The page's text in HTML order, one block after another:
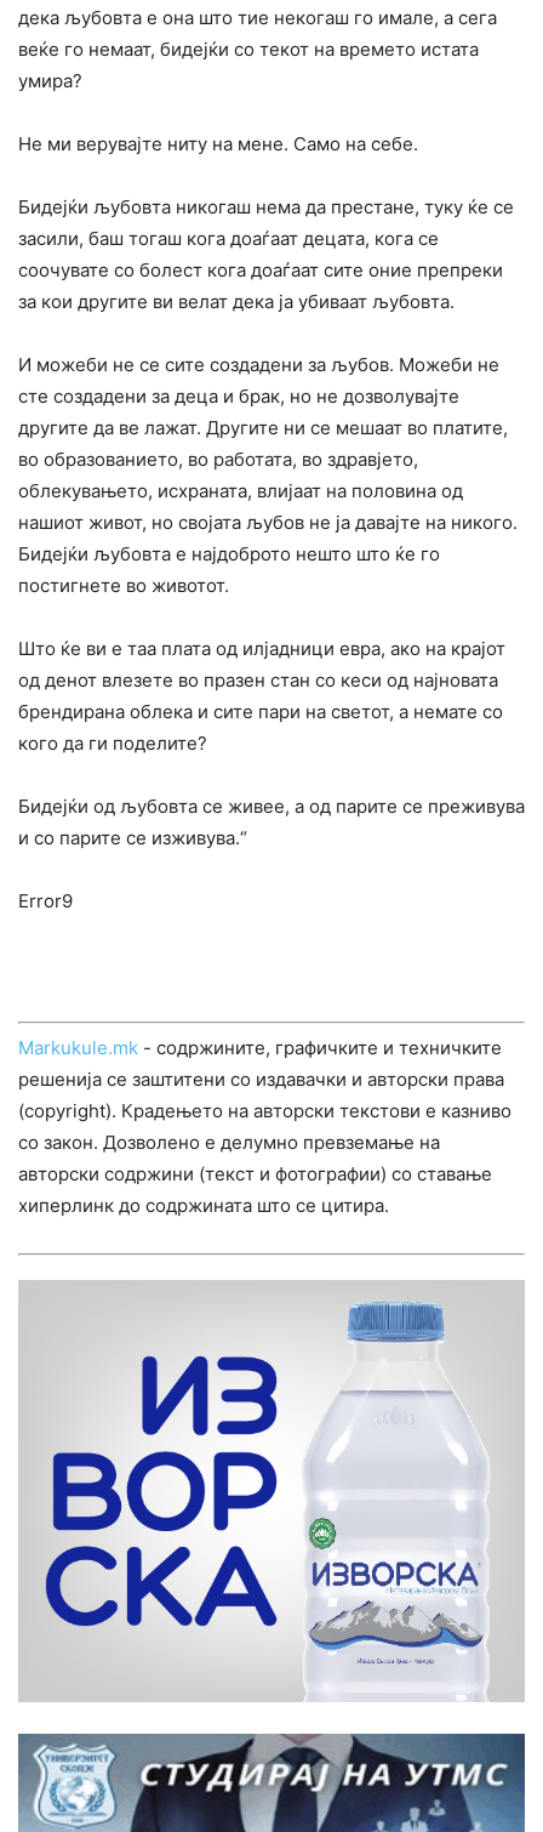
дека љубовта е она што тие некогаш го имале, а сега
веќе го немаат, бидејќи со текот на времето истата
умира?
Не ми верувајте ниту на мене. Само на себе.
Бидејќи љубовта никогаш нема да престане, туку ќе се
засили, баш тогаш кога доаѓаат децата, кога се
соочувате со болест кога доаѓаат сите оние препреки
за кои другите ви велат дека ја убиваат љубовта.
И можеби не се сите создадени за љубов. Можеби не
сте создадени за деца и брак, но не дозволувајте
другите да ве лажат. Другите ни се мешаат во платите,
во образованието, во работата, во здравјето,
облекувањето, исхраната, влијаат на половина од
нашиот живот, но својата љубов не ја давајте на никого.
Бидејќи љубовта е најдоброто нешто што ќе го
постигнете во животот.
Што ќе ви е таа плата од илјадници евра, ако на крајот
од денот влезете во празен стан со кеси од најновата
брендирана облека и сите пари на светот, а немате со
кого да ги поделите?
Бидејќи од љубовта се живее, а од парите се преживува
и со парите се изживува.“
Error9
Markukule.mk - содржините, графичките и техничките
решенија се заштитени со издавачки и авторски права
(copyright). Крадењето на авторски текстови е казниво
со закон. Дозволено е делумно превземање на
авторски содржини (текст и фотографии) со ставање
хиперлинк до содржината што се цитира.